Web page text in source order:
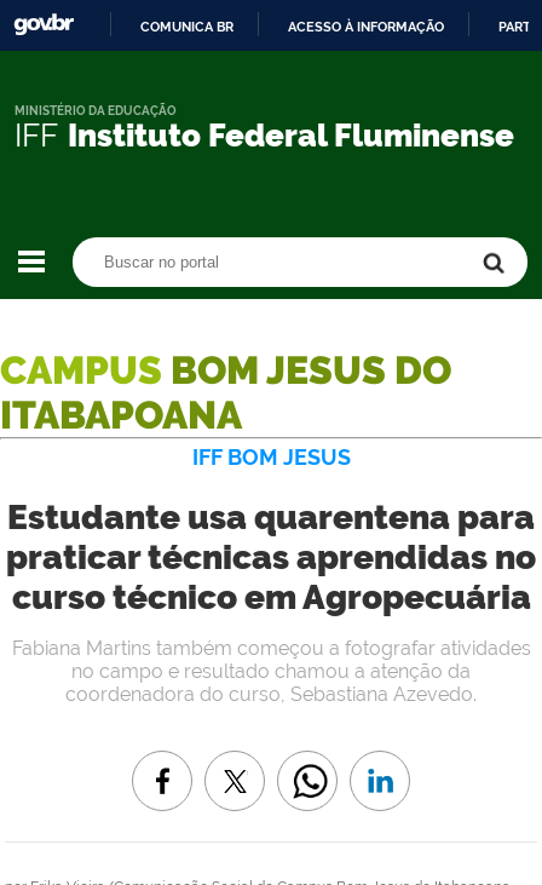
CONTEÚDO
COMUNICA BR ACESSO À INFORMAÇÃO
IFF Instituto Federal Fluminense
MINISTÉRIO DA EDUCAÇÃO
CAMPUS BOM JESUS DO
ITABAPOANA
IFF BOM JESUS
Estudante usa quarentena para
praticar técnicas aprendidas no
curso técnico em Agropecuária
Fabiana Martins também começou a fotografar atividades
no campo e resultado chamou a atenção da
coordenadora do curso, Sebastiana Azevedo.